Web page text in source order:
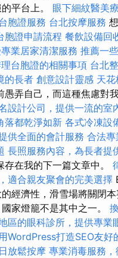
平台上。 眼下細紋醫美
胞證服務 台北按摩服務
胞證申請流程 餐飲設備回
業居家清潔服務 推薦一
台胞證的相關事項 台北
的長者 創意設計靈感 天
弄自己，而這種焦慮對
設計公司，提供一流的室
落都乾淨如新 各式冷凍設
供全面的會計服務 合法
長照服務內容，為長者提
在我的下一篇文章中。
適合親友聚會的完美選擇
經濟性，滑雪場將關閉
家燈籠不是其中之一。
區的眼科診所，提供專業
WordPress打造SEO友好
放鬆按摩 專業消毒服務